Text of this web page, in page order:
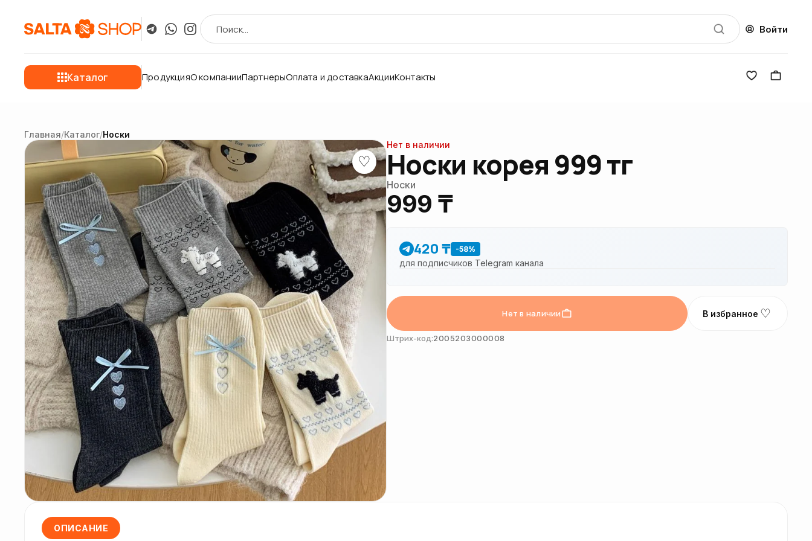
Войти
Каталог ПродукцияО компанииПартнерыОплата и доставкаАкцииКонтакты
Главная/Каталог/Носки
♡
Нет в наличии
Носки корея 999 тг
Носки
999 ₸
420 ₸ -58%
для подписчиков Telegram канала
Нет в наличии В избранное ♡
Штрих-код:2005203000008
ОПИСАНИЕ